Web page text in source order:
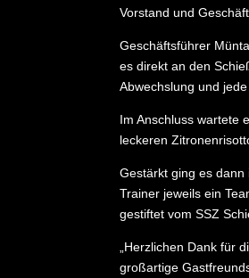
Vorstand und
Geschäftsführer
es direkt an den
Abwechslung und
Im Anschluss wartete
leckeren
Gestärkt ging es
Trainer jeweils ein
gestiftet vom SSZ
„Herzlichen Dank für
großartige